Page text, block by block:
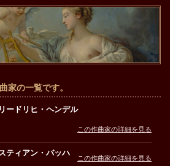
家の一覧です。
ードリヒ・ヘンデル
この作曲家の詳細を見る
ティアン・バッハ
この作曲家の詳細を見る